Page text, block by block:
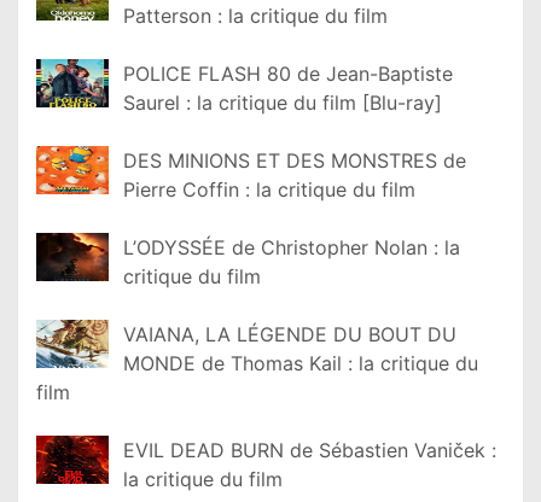
Patterson : la critique du film
POLICE FLASH 80 de Jean-Baptiste
Saurel : la critique du film [Blu-ray]
DES MINIONS ET DES MONSTRES de
Pierre Coffin : la critique du film
L’ODYSSÉE de Christopher Nolan : la
critique du film
VAIANA, LA LÉGENDE DU BOUT DU
MONDE de Thomas Kail : la critique du
film
EVIL DEAD BURN de Sébastien Vaniček :
la critique du film